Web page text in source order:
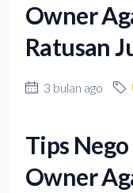
Owner
Ratusan
3 bulan ago
Tips
Owner